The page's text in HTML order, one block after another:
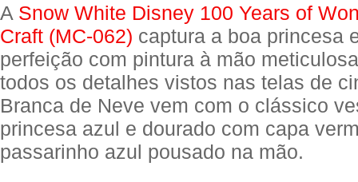
A Snow White Disney 100 Years of
Craft (MC-062) captura a boa princesa
perfeição com pintura à mão
todos os detalhes vistos nas telas de
Branca de Neve vem com o clássico
princesa azul e dourado com capa
passarinho azul pousado na mão.